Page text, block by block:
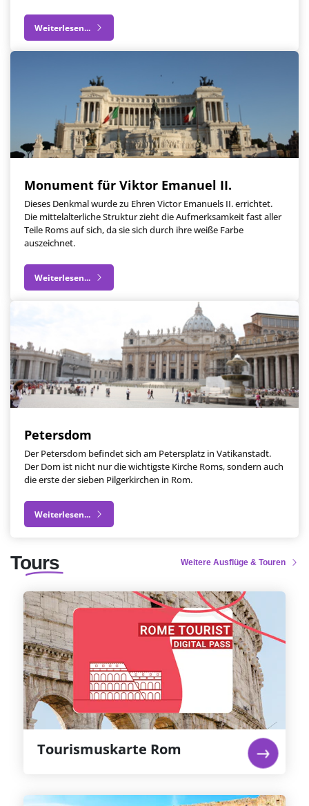
Tours Weitere Ausflüge & Touren
Tourismuskarte Rom
Tourismuskarte Rom
Rom wurde zwar nicht an einem Tag erbaut,
aber Sie können das Beste davon an nur einem
Tag sehen! Sichern Sie sich die Rom Tourist Card
und Sie sind mit Ihrer Touristenkarte für Rom
für die wichtigsten Orte in Rom bestens
gerüstet.
Weiterlesen...
Weiterlesen...
Monument für Viktor Emanuel II.
Dieses Denkmal wurde zu Ehren Victor Emanuels II. errichtet.
Die mittelalterliche Struktur zieht die Aufmerksamkeit fast aller
Teile Roms auf sich, da sie sich durch ihre weiße Farbe
auszeichnet.
Weiterlesen...
Petersdom
Der Petersdom befindet sich am Petersplatz in Vatikanstadt.
Der Dom ist nicht nur die wichtigste Kirche Roms, sondern auch
die erste der sieben Pilgerkirchen in Rom.
Weiterlesen...